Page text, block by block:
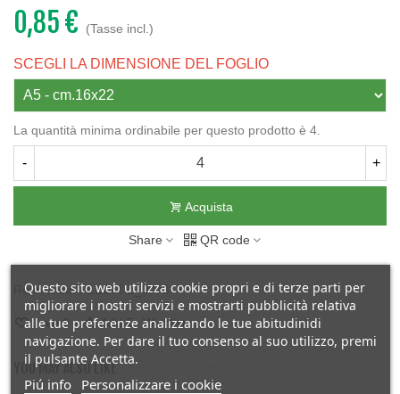
0,85 € (Tasse incl.)
SCEGLI LA DIMENSIONE DEL FOGLIO
La quantità minima ordinabile per questo prodotto è 4.
- +
Acquista
Share QR code
Reference: ALBUM-L_0078
Love 0 Add To Wishlist
YOU MAY ALSO LIKE
Questo sito web utilizza cookie propri e di terze parti per
migliorare i nostri servizi e mostrarti pubblicità relativa
alle tue preferenze analizzando le tue abitudinidi
navigazione. Per dare il tuo consenso al suo utilizzo, premi
il pulsante Accetta.
Piú info Personalizzare i cookie